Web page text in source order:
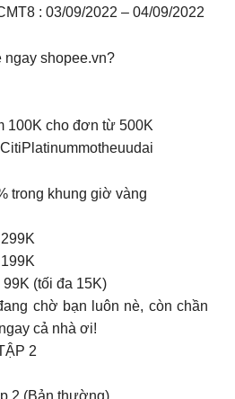
: 03/09/2022 – 04/09/2022
shopee.vn?
100K cho đơn từ 500K
trong khung giờ vàng
(tối đa 15K)
chờ bạn luôn nè, còn chần
cả nhà ơi!
2
2 (Bản thường)